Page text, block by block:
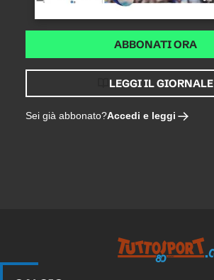
ABBONATI ORA
LEGGI IL GIORNALE
Sei già abbonato?Accedi e leggi